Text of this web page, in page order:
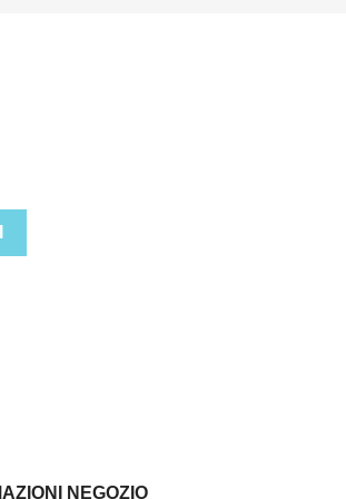
NEGOZIO